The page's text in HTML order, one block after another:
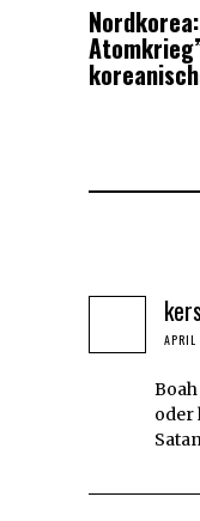
oder